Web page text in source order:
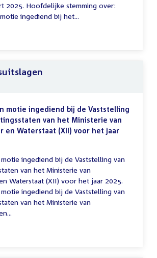
2025. Hoofdelijke stemming over:
ingediend bij het...
motie ingediend bij de Vaststelling
van het Ministerie van
en Waterstaat (XII) voor het jaar
ingediend bij de Vaststelling van
van het Ministerie van
Waterstaat (XII) voor het jaar 2025.
ingediend bij de Vaststelling van
van het Ministerie van